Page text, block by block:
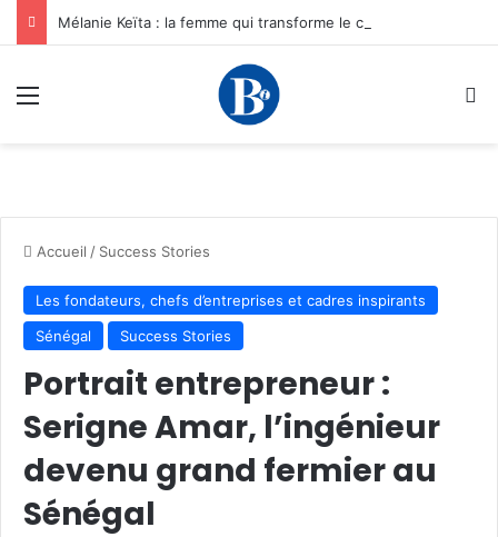
Menu
Accueil / Success Stories
Les fondateurs, chefs d’entreprises et cadres inspirants
Sénégal
Success Stories
Portrait entrepreneur :
Serigne Amar, l’ingénieur
devenu grand fermier au
Sénégal